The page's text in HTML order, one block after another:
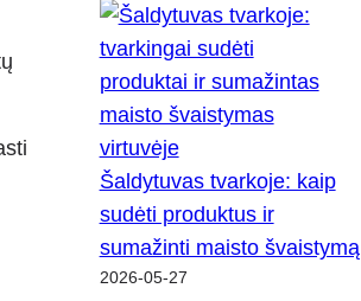
Šaldytuvas tvarkoje: kaip
sudėti produktus ir
sumažinti maisto švaistymą
2026-05-27